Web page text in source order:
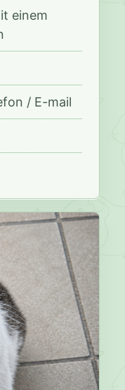
einem
/ E-mail